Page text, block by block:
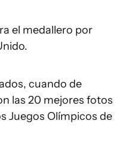
el medallero por
cuando de
las 20 mejores fotos
Juegos Olímpicos de